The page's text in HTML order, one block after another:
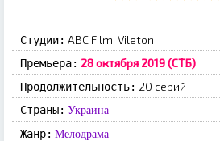
Студии: ABC Film, Vileton
Премьера: 28 октября 2019 (СТБ)
Продолжительность: 20 серий
Страны: Украина
Жанр: Мелодрама